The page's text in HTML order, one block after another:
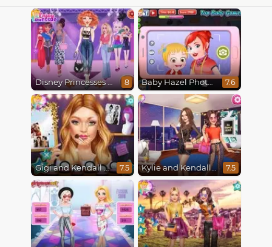
Disney Princesses Runway Show 8 Baby Hazel Photoshoot 7.6
Gigi and Kendall BFFS 7.5 Kylie and Kendall Sisters Break Up 7.5